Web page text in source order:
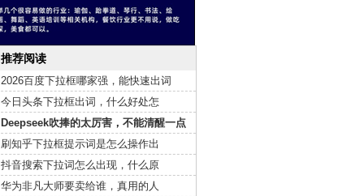
推荐阅读
2026百度下拉框哪家强，能快速出词
今日头条下拉框出词，什么好处怎
Deepseek吹捧的太厉害，不能清醒一点
刷知乎下拉框提示词是怎么操作出
抖音搜索下拉词怎么出现，什么原
华为非凡大师要卖给谁，真用的人